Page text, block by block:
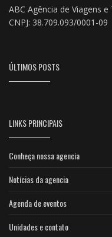
ABC Agência de Viagens e
CNPJ: 38.709.093/0001-09
ÚLTIMOS POSTS
LINKS PRINCIPAIS
Conheça nossa agencia
Notícias da agencia
Agenda de eventos
Unidades e contato